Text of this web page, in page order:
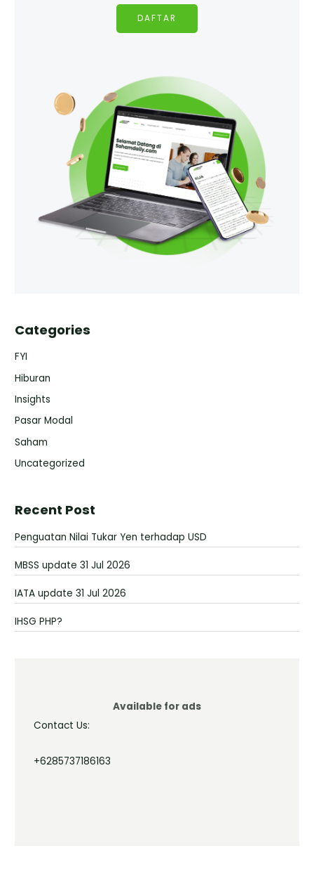
DAFTAR
Categories
FYI
Hiburan
Insights
Pasar Modal
Saham
Uncategorized
Recent Post
Penguatan Nilai Tukar Yen terhadap USD
MBSS update 31 Jul 2026
IATA update 31 Jul 2026
IHSG PHP?
Available for ads
Contact Us:
+6285737186163